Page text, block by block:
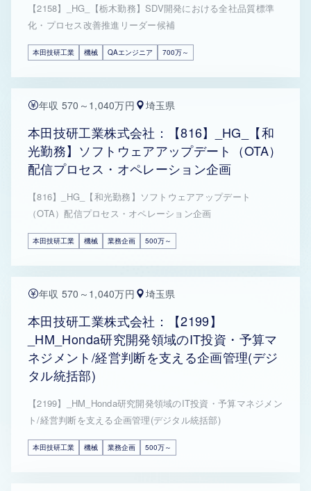
【2158】_HG_【栃木勤務】SDV開発における全社品質標準
化・プロセス改善推進リーダー候補
本田技研工業 機械 QAエンジニア 700万～
年収 570～1,040万円 埼玉県
本田技研工業株式会社：【816】_HG_【和
光勤務】ソフトウェアアップデート（OTA）
配信プロセス・オペレーション企画
【816】_HG_【和光勤務】ソフトウェアアップデート
（OTA）配信プロセス・オペレーション企画
本田技研工業 機械 業務企画 500万～
年収 570～1,040万円 埼玉県
本田技研工業株式会社：【2199】
_HM_Honda研究開発領域のIT投資・予算マ
ネジメント/経営判断を支える企画管理(デジ
タル統括部)
【2199】_HM_Honda研究開発領域のIT投資・予算マネジメン
ト/経営判断を支える企画管理(デジタル統括部)
本田技研工業 機械 業務企画 500万～